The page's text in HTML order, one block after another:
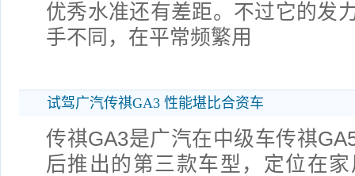
优秀水准还有差距。不过它的发
手不同，在平常频繁用
试驾广汽传祺GA3 性能堪比合资车
传祺GA3是广汽在中级车传祺
后推出的第三款车型，定位在